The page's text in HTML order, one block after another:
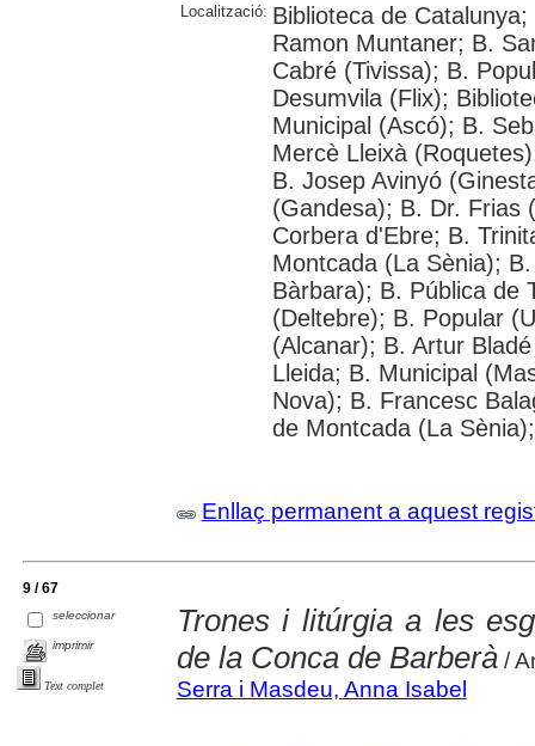
Localització: Biblioteca de
Ramon Muntaner; B.
Cabré (Tivissa); B.
Desumvila (Flix);
Municipal (Ascó); B.
Mercè Lleixà
B. Josep Avinyó
(Gandesa); B. Dr. Frias
Corbera d'Ebre; B.
Montcada (La Sènia);
Bàrbara); B. Pública de
(Deltebre); B. Popular
(Alcanar); B. Artur
Lleida; B. Municipal
Nova); B. Francesc
de Montcada (La
Enllaç permanent a aquest
9 / 67
seleccionar
imprimir
Text complet
Trones i litúrgia a les
de la Conca de Barberà/
Serra i Masdeu, Anna Isabel